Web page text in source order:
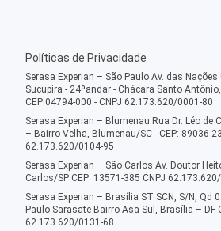
Políticas de Privacidade
Serasa Experian – São Paulo Av. das
Sucupira - 24ºandar - Chácara Santo
CEP:04794-000 - CNPJ 62.173.620/0001-80
Serasa Experian – Blumenau Rua Dr. Léo de
– Bairro Velha, Blumenau/SC - CEP: 89036-
62.173.620/0104-95
Serasa Experian – São Carlos Av. Doutor
Carlos/SP CEP: 13571-385 CNPJ
Serasa Experian – Brasília ST SCN, S/N, Qd
Paulo Sarasate Bairro Asa Sul, Brasília – DF
62.173.620/0131-68